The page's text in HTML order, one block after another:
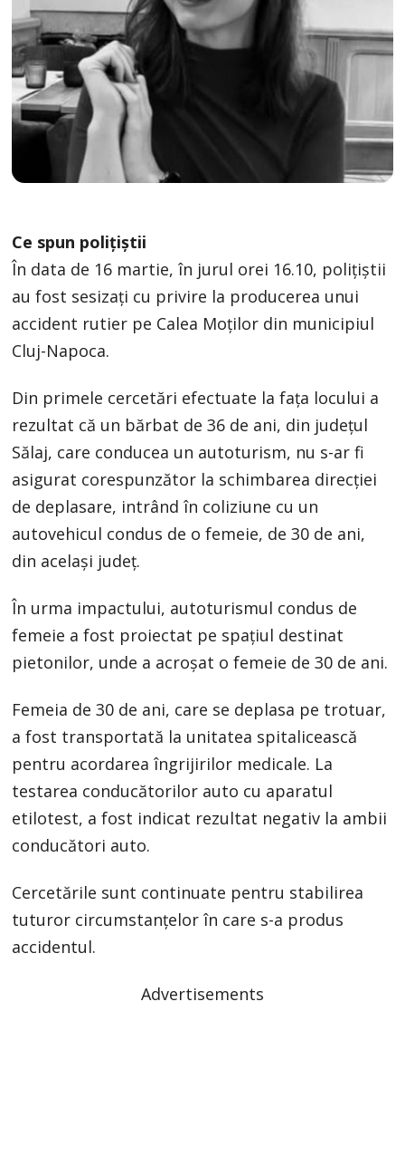
Ce spun polițiștii
În data de 16 martie, în jurul orei 16.10, polițiștii
au fost sesizați cu privire la producerea unui
accident rutier pe Calea Moților din municipiul
Cluj-Napoca.
Din primele cercetări efectuate la fața locului a
rezultat că un bărbat de 36 de ani, din județul
Sălaj, care conducea un autoturism, nu s-ar fi
asigurat corespunzător la schimbarea direcției
de deplasare, intrând în coliziune cu un
autovehicul condus de o femeie, de 30 de ani,
din același județ.
În urma impactului, autoturismul condus de
femeie a fost proiectat pe spațiul destinat
pietonilor, unde a acroșat o femeie de 30 de ani.
Femeia de 30 de ani, care se deplasa pe trotuar,
a fost transportată la unitatea spitalicească
pentru acordarea îngrijirilor medicale. La
testarea conducătorilor auto cu aparatul
etilotest, a fost indicat rezultat negativ la ambii
conducători auto.
Cercetările sunt continuate pentru stabilirea
tuturor circumstanțelor în care s-a produs
accidentul.
Advertisements